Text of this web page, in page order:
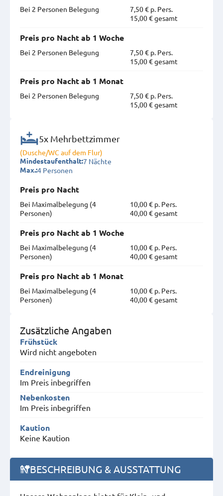
Bei 2 Personen Belegung
7,50 € p. Pers.
15,00 € gesamt
Preis pro Nacht ab 1 Woche
Bei 2 Personen Belegung
7,50 € p. Pers.
15,00 € gesamt
Preis pro Nacht ab 1 Monat
Bei 2 Personen Belegung
7,50 € p. Pers.
15,00 € gesamt
5x Mehrbettzimmer
(Dusche/WC auf dem Flur)
Mindestaufenthalt:7 Nächte
Max.:4 Personen
Preis pro Nacht
Bei Maximal­belegung (4
Personen)
10,00 € p. Pers.
40,00 € gesamt
Preis pro Nacht ab 1 Woche
Bei Maximal­belegung (4
Personen)
10,00 € p. Pers.
40,00 € gesamt
Preis pro Nacht ab 1 Monat
Bei Maximal­belegung (4
Personen)
10,00 € p. Pers.
40,00 € gesamt
Zusätzliche Angaben
Frühstück
Wird nicht angeboten
Endreinigung
Im Preis inbegriffen
Nebenkosten
Im Preis inbegriffen
Kaution
Keine Kaution
BESCHREIBUNG & AUSSTATTUNG